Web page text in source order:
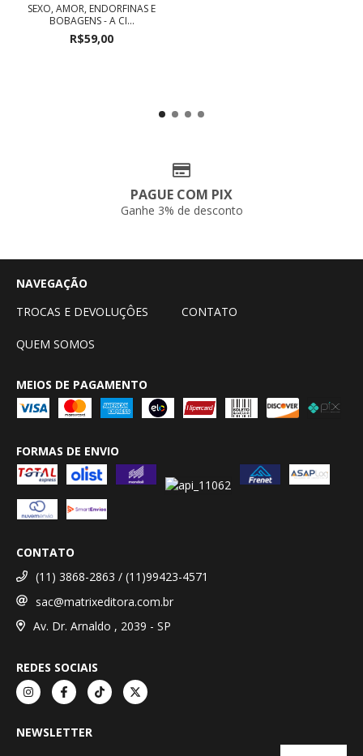
SEXO, AMOR, ENDORFINAS E
BOBAGENS - A CI...
R$59,00
PAGUE COM PIX
Ganhe 3% de desconto
NAVEGAÇÃO
TROCAS E DEVOLUÇÔES
CONTATO
QUEM SOMOS
MEIOS DE PAGAMENTO
FORMAS DE ENVIO
CONTATO
(11) 3868-2863 / (11)99423-4571
sac@matrixeditora.com.br
Av. Dr. Arnaldo , 2039 - SP
REDES SOCIAIS
NEWSLETTER